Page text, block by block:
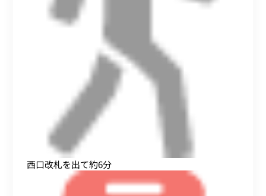
西口改札を出て約6分